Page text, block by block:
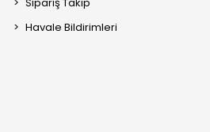
Havale Bildirimleri